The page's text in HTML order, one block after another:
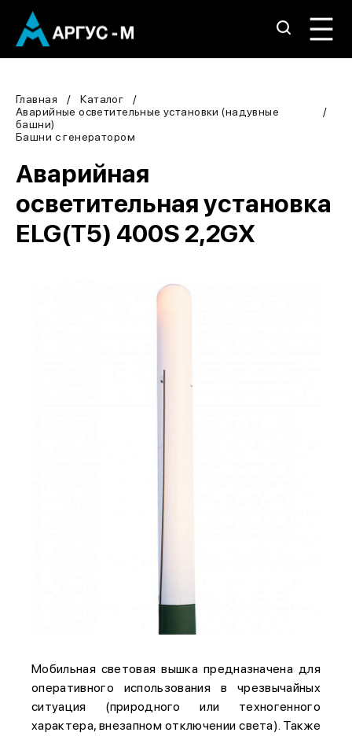
Главная
Каталог
Аварийные осветительные установки (надувные
башни)
Башни с генератором
Аварийная
осветительная установка
ELG(Т5) 400S 2,2GX
Мобильная световая вышка предназначена для
оперативного использования в чрезвычайных
ситуация (природного или техногенного
характера, внезапном отключении света). Также